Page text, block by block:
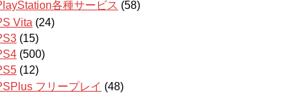
各種サービス (58)
Vita (24)
(15)
(500)
(12)
フリープレイ (48)